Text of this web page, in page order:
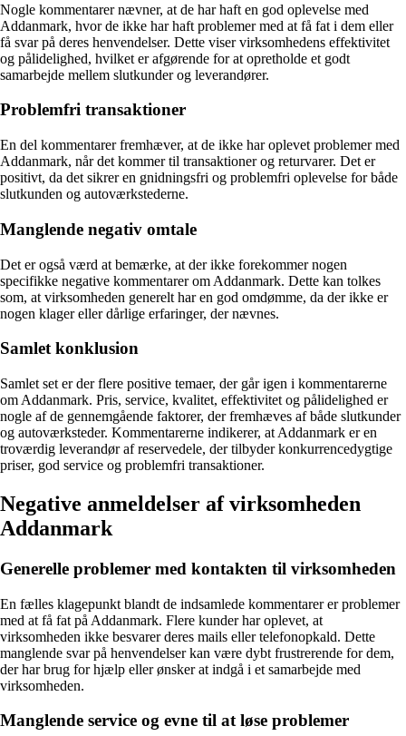
Nogle kommentarer nævner, at de har haft en god oplevelse med
Addanmark, hvor de ikke har haft problemer med at få fat i dem eller
få svar på deres henvendelser. Dette viser virksomhedens effektivitet
og pålidelighed, hvilket er afgørende for at opretholde et godt
samarbejde mellem slutkunder og leverandører.
Problemfri transaktioner
En del kommentarer fremhæver, at de ikke har oplevet problemer med
Addanmark, når det kommer til transaktioner og returvarer. Det er
positivt, da det sikrer en gnidningsfri og problemfri oplevelse for både
slutkunden og autoværkstederne.
Manglende negativ omtale
Det er også værd at bemærke, at der ikke forekommer nogen
specifikke negative kommentarer om Addanmark. Dette kan tolkes
som, at virksomheden generelt har en god omdømme, da der ikke er
nogen klager eller dårlige erfaringer, der nævnes.
Samlet konklusion
Samlet set er der flere positive temaer, der går igen i kommentarerne
om Addanmark. Pris, service, kvalitet, effektivitet og pålidelighed er
nogle af de gennemgående faktorer, der fremhæves af både slutkunder
og autoværksteder. Kommentarerne indikerer, at Addanmark er en
troværdig leverandør af reservedele, der tilbyder konkurrencedygtige
priser, god service og problemfri transaktioner.
Negative anmeldelser af virksomheden
Addanmark
Generelle problemer med kontakten til virksomheden
En fælles klagepunkt blandt de indsamlede kommentarer er problemer
med at få fat på Addanmark. Flere kunder har oplevet, at
virksomheden ikke besvarer deres mails eller telefonopkald. Dette
manglende svar på henvendelser kan være dybt frustrerende for dem,
der har brug for hjælp eller ønsker at indgå i et samarbejde med
virksomheden.
Manglende service og evne til at løse problemer